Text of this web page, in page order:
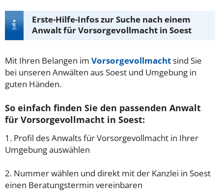
Erste-Hilfe-Infos zur Suche nach einem
Anwalt für Vorsorgevollmacht in Soest
Mit Ihren Belangen im Vorsorgevollmachtsind Sie
bei unseren Anwälten aus Soest und Umgebung in
guten Händen.
So einfach finden Sie den passenden Anwalt
für Vorsorgevollmacht in Soest:
1. Profil des Anwalts für Vorsorgevollmacht in Ihrer
Umgebung auswählen
2. Nummer wählen und direkt mit der Kanzlei in Soest
einen Beratungstermin vereinbaren